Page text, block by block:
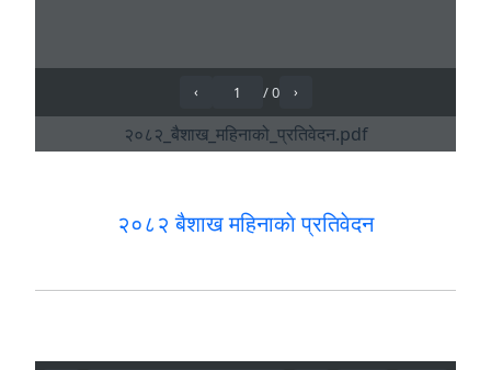
२०८२ बैशाख महिनाकाे प्रतिवेदन